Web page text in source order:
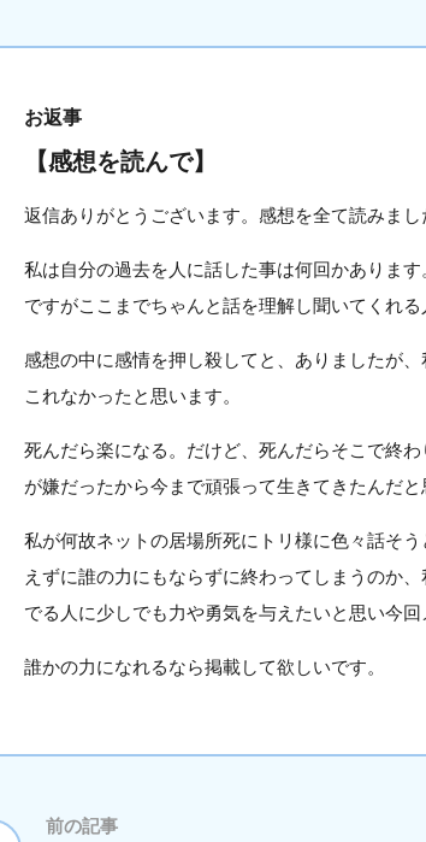
お返事
【感想を読んで】
返信ありがとうございます。感想を全て読みまし
私は自分の過去を人に話した事は何回かあります
ですがここまでちゃんと話を理解し聞いてくれる
感想の中に感情を押し殺してと、ありましたが
これなかったと思います。
死んだら楽になる。だけど、死んだらそこで終
が嫌だったから今まで頑張って生きてきたんだと
私が何故ネットの居場所死にトリ様に色々話そ
えずに誰の力にもならずに終わってしまうのか
でる人に少しでも力や勇気を与えたいと思い今回
誰かの力になれるなら掲載して欲しいです。
前の記事